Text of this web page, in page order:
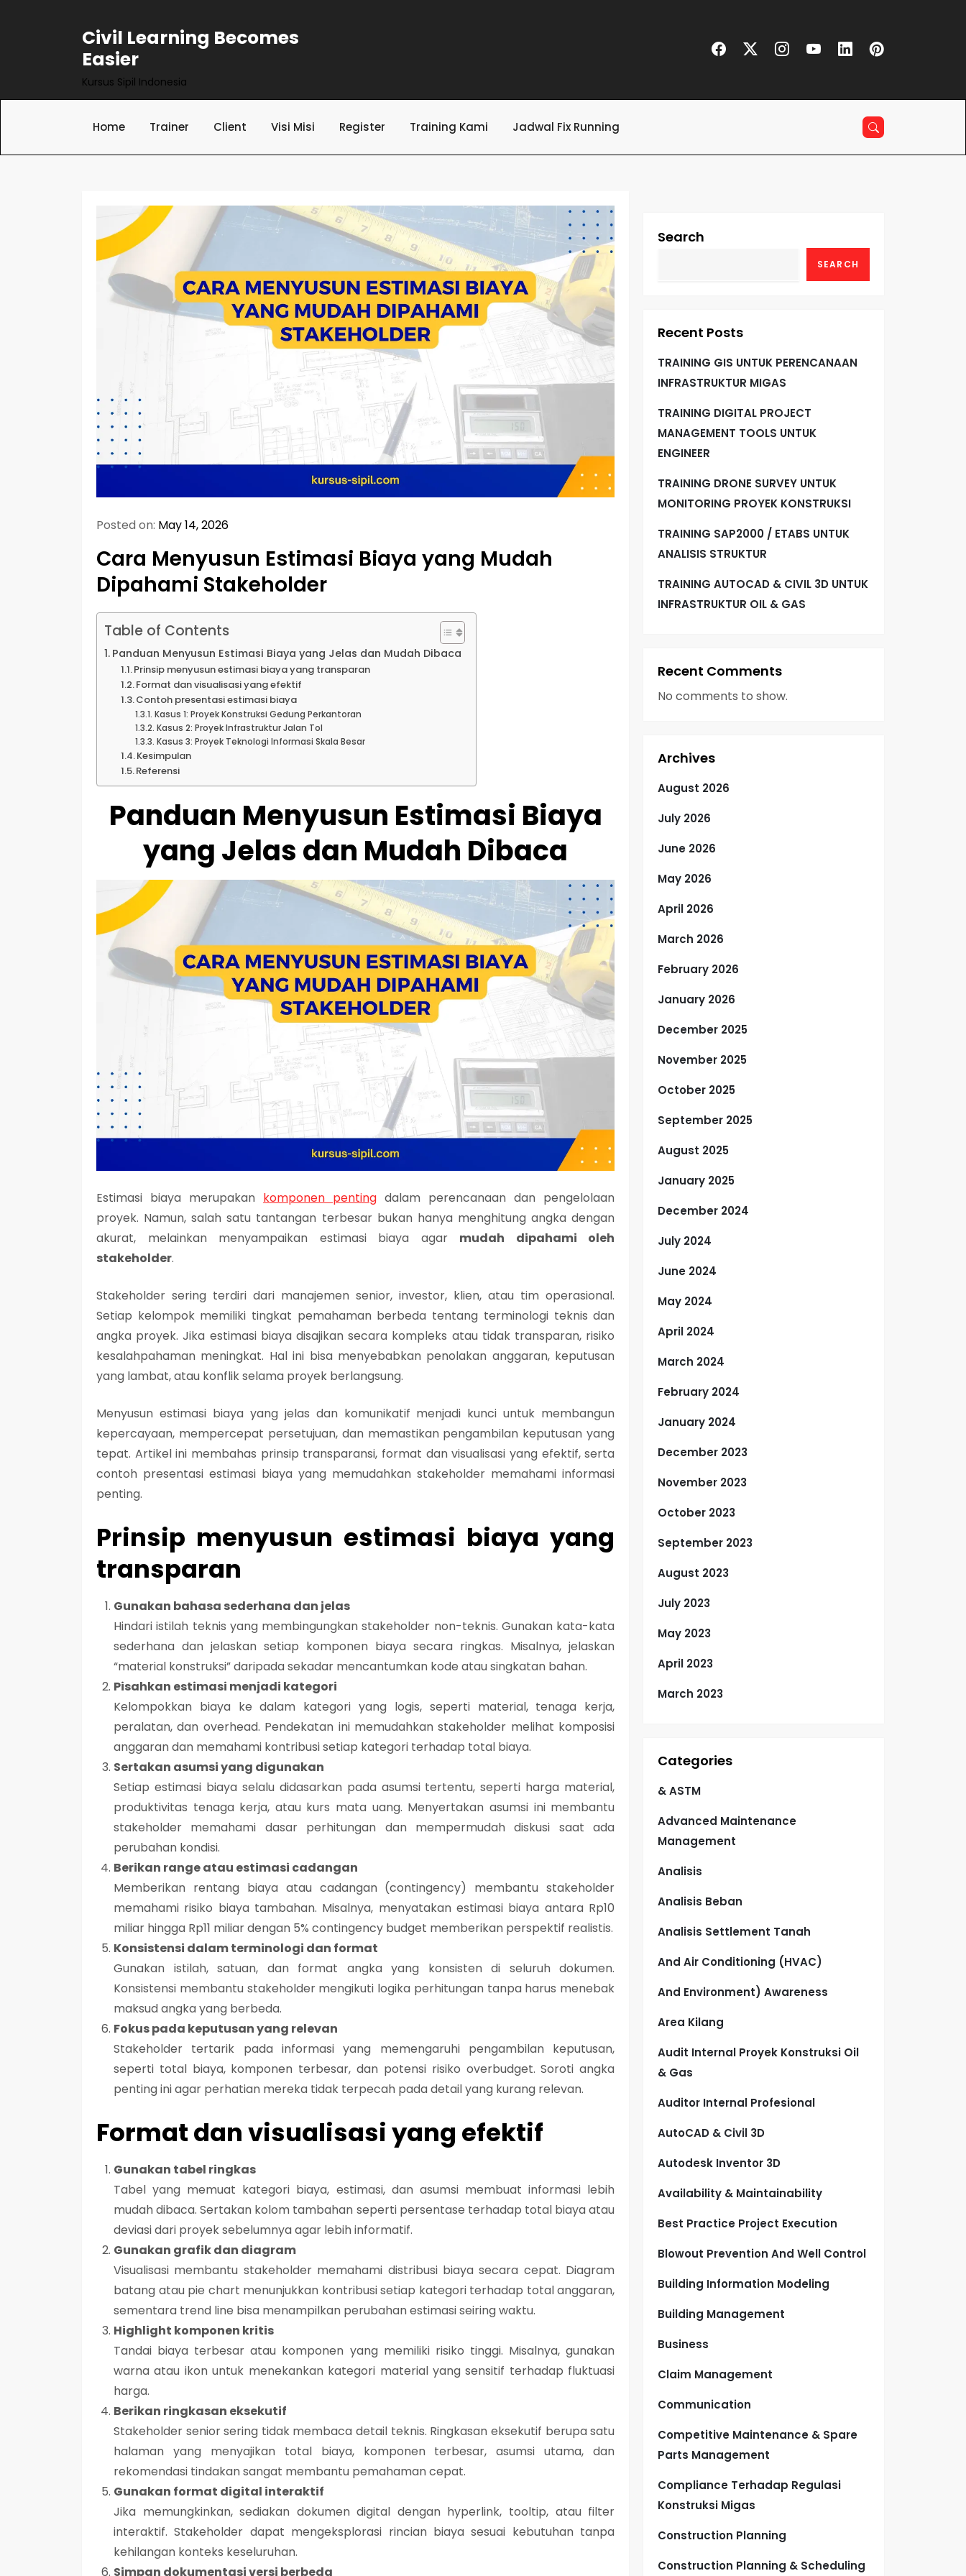
Civil Learning Becomes
Easier
Kursus Sipil Indonesia
Home Trainer Client Visi Misi Register Training Kami Jadwal Fix Running
Posted on: May 14, 2026
Cara Menyusun Estimasi Biaya yang Mudah
Dipahami Stakeholder
Table of Contents
Panduan Menyusun Estimasi Biaya yang Jelas dan Mudah Dibaca
Prinsip menyusun estimasi biaya yang transparan
Format dan visualisasi yang efektif
Contoh presentasi estimasi biaya
Kasus 1: Proyek Konstruksi Gedung Perkantoran
Kasus 2: Proyek Infrastruktur Jalan Tol
Kasus 3: Proyek Teknologi Informasi Skala Besar
Kesimpulan
Referensi
Panduan Menyusun Estimasi Biaya
yang Jelas dan Mudah Dibaca
Estimasi biaya merupakan komponen penting dalam perencanaan dan pengelolaan
proyek. Namun, salah satu tantangan terbesar bukan hanya menghitung angka dengan
akurat, melainkan menyampaikan estimasi biaya agar mudah dipahami oleh
stakeholder.
Stakeholder sering terdiri dari manajemen senior, investor, klien, atau tim operasional.
Setiap kelompok memiliki tingkat pemahaman berbeda tentang terminologi teknis dan
angka proyek. Jika estimasi biaya disajikan secara kompleks atau tidak transparan, risiko
kesalahpahaman meningkat. Hal ini bisa menyebabkan penolakan anggaran, keputusan
yang lambat, atau konflik selama proyek berlangsung.
Menyusun estimasi biaya yang jelas dan komunikatif menjadi kunci untuk membangun
kepercayaan, mempercepat persetujuan, dan memastikan pengambilan keputusan yang
tepat. Artikel ini membahas prinsip transparansi, format dan visualisasi yang efektif, serta
contoh presentasi estimasi biaya yang memudahkan stakeholder memahami informasi
penting.
Prinsip menyusun estimasi biaya yang
transparan
Gunakan bahasa sederhana dan jelas
Hindari istilah teknis yang membingungkan stakeholder non-teknis. Gunakan kata-kata
sederhana dan jelaskan setiap komponen biaya secara ringkas. Misalnya, jelaskan
“material konstruksi” daripada sekadar mencantumkan kode atau singkatan bahan.
Pisahkan estimasi menjadi kategori
Kelompokkan biaya ke dalam kategori yang logis, seperti material, tenaga kerja,
peralatan, dan overhead. Pendekatan ini memudahkan stakeholder melihat komposisi
anggaran dan memahami kontribusi setiap kategori terhadap total biaya.
Sertakan asumsi yang digunakan
Setiap estimasi biaya selalu didasarkan pada asumsi tertentu, seperti harga material,
produktivitas tenaga kerja, atau kurs mata uang. Menyertakan asumsi ini membantu
stakeholder memahami dasar perhitungan dan mempermudah diskusi saat ada
perubahan kondisi.
Berikan range atau estimasi cadangan
Memberikan rentang biaya atau cadangan (contingency) membantu stakeholder
memahami risiko biaya tambahan. Misalnya, menyatakan estimasi biaya antara Rp10
miliar hingga Rp11 miliar dengan 5% contingency budget memberikan perspektif realistis.
Konsistensi dalam terminologi dan format
Gunakan istilah, satuan, dan format angka yang konsisten di seluruh dokumen.
Konsistensi membantu stakeholder mengikuti logika perhitungan tanpa harus menebak
maksud angka yang berbeda.
Fokus pada keputusan yang relevan
Stakeholder tertarik pada informasi yang memengaruhi pengambilan keputusan,
seperti total biaya, komponen terbesar, dan potensi risiko overbudget. Soroti angka
penting ini agar perhatian mereka tidak terpecah pada detail yang kurang relevan.
Format dan visualisasi yang efektif
Gunakan tabel ringkas
Tabel yang memuat kategori biaya, estimasi, dan asumsi membuat informasi lebih
mudah dibaca. Sertakan kolom tambahan seperti persentase terhadap total biaya atau
deviasi dari proyek sebelumnya agar lebih informatif.
Gunakan grafik dan diagram
Visualisasi membantu stakeholder memahami distribusi biaya secara cepat. Diagram
batang atau pie chart menunjukkan kontribusi setiap kategori terhadap total anggaran,
sementara trend line bisa menampilkan perubahan estimasi seiring waktu.
Highlight komponen kritis
Tandai biaya terbesar atau komponen yang memiliki risiko tinggi. Misalnya, gunakan
warna atau ikon untuk menekankan kategori material yang sensitif terhadap fluktuasi
harga.
Berikan ringkasan eksekutif
Stakeholder senior sering tidak membaca detail teknis. Ringkasan eksekutif berupa satu
halaman yang menyajikan total biaya, komponen terbesar, asumsi utama, dan
rekomendasi tindakan sangat membantu pemahaman cepat.
Gunakan format digital interaktif
Jika memungkinkan, sediakan dokumen digital dengan hyperlink, tooltip, atau filter
interaktif. Stakeholder dapat mengeksplorasi rincian biaya sesuai kebutuhan tanpa
kehilangan konteks keseluruhan.
Simpan dokumentasi versi berbeda
Search
SEARCH
Recent Posts
TRAINING GIS UNTUK PERENCANAAN
INFRASTRUKTUR MIGAS
TRAINING DIGITAL PROJECT
MANAGEMENT TOOLS UNTUK
ENGINEER
TRAINING DRONE SURVEY UNTUK
MONITORING PROYEK KONSTRUKSI
TRAINING SAP2000 / ETABS UNTUK
ANALISIS STRUKTUR
TRAINING AUTOCAD & CIVIL 3D UNTUK
INFRASTRUKTUR OIL & GAS
Recent Comments
No comments to show.
Archives
August 2026
July 2026
June 2026
May 2026
April 2026
March 2026
February 2026
January 2026
December 2025
November 2025
October 2025
September 2025
August 2025
January 2025
December 2024
July 2024
June 2024
May 2024
April 2024
March 2024
February 2024
January 2024
December 2023
November 2023
October 2023
September 2023
August 2023
July 2023
May 2023
April 2023
March 2023
Categories
& ASTM
Advanced Maintenance
Management
Analisis
Analisis Beban
Analisis Settlement Tanah
And Air Conditioning (HVAC)
And Environment) Awareness
Area Kilang
Audit Internal Proyek Konstruksi Oil
& Gas
Auditor Internal Profesional
AutoCAD & Civil 3D
Autodesk Inventor 3D
Availability & Maintainability
Best Practice Project Execution
Blowout Prevention And Well Control
Building Information Modeling
Building Management
Business
Claim Management
Communication
Competitive Maintenance & Spare
Parts Management
Compliance Terhadap Regulasi
Konstruksi Migas
Construction Planning
Construction Planning & Scheduling